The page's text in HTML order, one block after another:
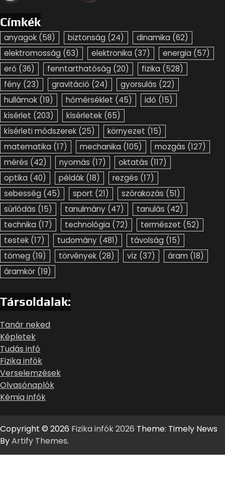
Címkék
anyagok (58) biztonság (24) dinamika (62)
elektromosság (63) elektronika (37) energia (57)
erő (36) fenntarthatóság (20) fizika (528)
fény (23) gravitáció (24) gyorsulás (22)
hullámok (19) hőmérséklet (45) idő (15)
kísérlet (203) kísérletek (65)
kísérleti módszerek (25) környezet (15)
matematika (17) mechanika (105) mozgás (127)
mérés (42) nyomás (17) oktatás (117)
optika (40) példák (18) rezgés (17)
sebesség (45) sport (21) szórakozás (51)
súrlódás (15) tanulmány (47) tanulás (42)
technika (17) technológia (72) természet (52)
testek (17) tudomány (481) távolság (15)
tömeg (19) törvények (28) víz (37) áram (18)
áramkör (19)
Társoldalak:
Tanár neked
Képletek
Tudás infó
Fizika infók
Verselemzések
Olvasónaplók
Kémia infók
Copyright © 2026 Fizika infók 2026 Theme: Timely News
ByArtify Themes.